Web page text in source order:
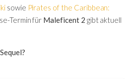
sowie Pirates of the Caribbean:
Termin für Maleficent 2 gibt aktuell